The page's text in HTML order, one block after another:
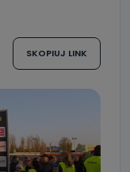
SKOPIUJ LINK